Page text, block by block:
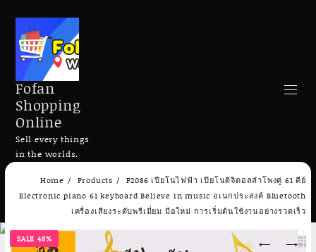
Skip
content
Fofan
Shopping
Online
Sell every things
in the worlds.
Search
Home Products
F2086 เปียโนไฟฟ้า เปียโนดิจิตอลลําโพงคู่ 61 คีย์
Electronic piano 61 keyboard Believe in music อเนกประสงค์ Bluetooth
เครื่องเสียงระดับพรีเมี่ยม มือใหม่ การเริ่มต้นใช้งานอย่างรวดเร็ว
SALE 48% ← →